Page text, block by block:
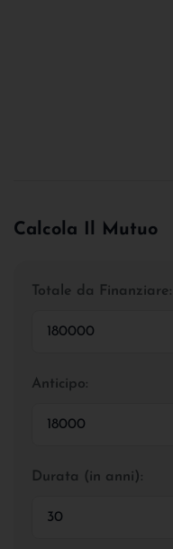
Calcola Il Mutuo
Totale da Finanziare:
Anticipo:
Durata (in anni):